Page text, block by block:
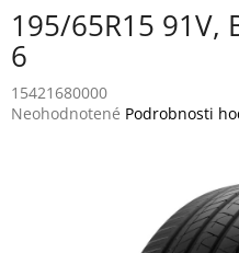
195/65R15 91V,
6
15421680000
Priemerné
Neohodnotené Podrobnosti